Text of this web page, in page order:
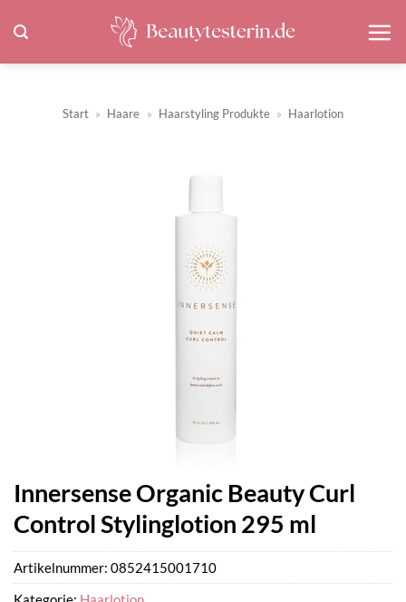
Inhalt
springen
Start » Haare » Haarstyling Produkte » Haarlotion
Innersense Organic Beauty Curl
Control Stylinglotion 295 ml
Artikelnummer: 0852415001710